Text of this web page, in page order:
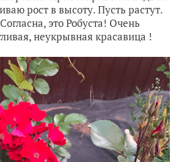
рост в высоту. Пусть растут.
Согласна, это Робуста! Очень
неукрывная красавица !